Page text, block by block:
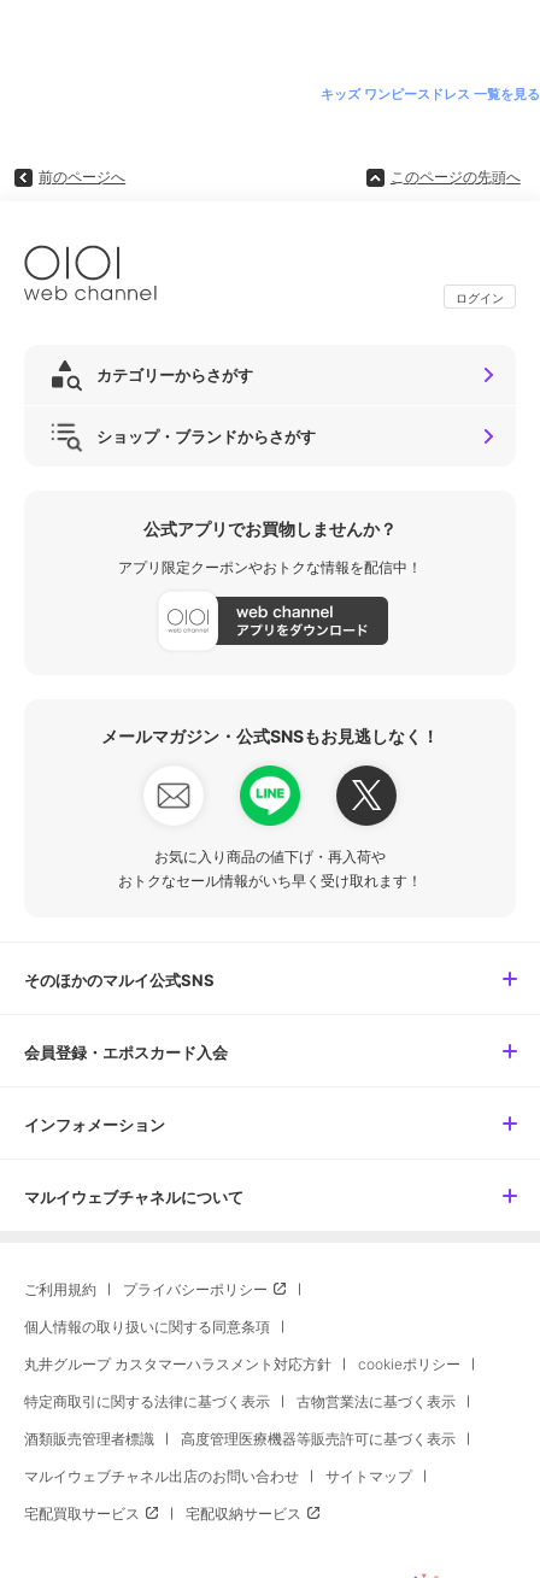
キッズ ワンピースドレス 一覧を見る
前のページへ このページの先頭へ
ログイン
カテゴリーからさがす
ショップ・ブランドからさがす
公式アプリでお買物しませんか？
アプリ限定クーポンやおトクな情報を配信中！
メールマガジン・公式SNSもお見逃しなく！
お気に入り商品の値下げ・再入荷や
おトクなセール情報がいち早く受け取れます！
そのほかのマルイ公式SNS
会員登録・エポスカード入会
インフォメーション
マルイウェブチャネルについて
ご利用規約 プライバシーポリシー
個人情報の取り扱いに関する同意条項
丸井グループ カスタマーハラスメント対応方針 cookieポリシー
特定商取引に関する法律に基づく表示 古物営業法に基づく表示
酒類販売管理者標識 高度管理医療機器等販売許可に基づく表示
マルイウェブチャネル出店のお問い合わせ サイトマップ
宅配買取サービス 宅配収納サービス